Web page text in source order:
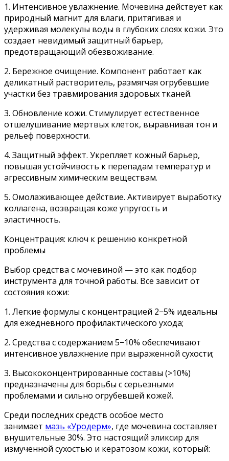
1. Интенсивное увлажнение. Мочевина действует как
природный магнит для влаги, притягивая и
удерживая молекулы воды в глубоких слоях кожи. Это
создает невидимый защитный барьер,
предотвращающий обезвоживание.
2. Бережное очищение. Компонент работает как
деликатный растворитель, размягчая огрубевшие
участки без травмирования здоровых тканей.
3. Обновление кожи. Стимулирует естественное
отшелушивание мертвых клеток, выравнивая тон и
рельеф поверхности.
4. Защитный эффект. Укрепляет кожный барьер,
повышая устойчивость к перепадам температур и
агрессивным химическим веществам.
5. Омолаживающее действие. Активирует выработку
коллагена, возвращая коже упругость и
эластичность.
Концентрация: ключ к решению конкретной
проблемы
Выбор средства с мочевиной — это как подбор
инструмента для точной работы. Все зависит от
состояния кожи:
1. Легкие формулы с концентрацией 2−5% идеальны
для ежедневного профилактического ухода;
2. Средства с содержанием 5−10% обеспечивают
интенсивное увлажнение при выраженной сухости;
3. Высококонцентрированные составы (>10%)
предназначены для борьбы с серьезными
проблемами и сильно огрубевшей кожей.
Среди последних средств особое место
занимает мазь «Уродерм», где мочевина составляет
внушительные 30%. Это настоящий эликсир для
измученной сухостью и кератозом кожи, который: